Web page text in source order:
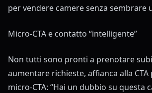
per vendere camere senza sembrare
Micro-CTA e contatto “intelligente”
Non tutti sono pronti a prenotare
aumentare richieste, affianca alla
micro-CTA: “Hai un dubbio su questa